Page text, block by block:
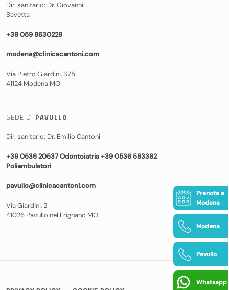
Prenota a
Modena
Modena
Pavullo
Whatsapp
Dir. sanitario: Dr. Giovanni
Bavetta
+39 059 8630228
modena@clinicacantoni.com
Via Pietro Giardini, 375
41124 Modena MO
SEDE DI PAVULLO
Dir. sanitario: Dr. Emilio Cantoni
+39 0536 20537 Odontoiatria +39 0536 583382
Poliambulatori
pavullo@clinicacantoni.com
Via Giardini, 2
41026 Pavullo nel Frignano MO